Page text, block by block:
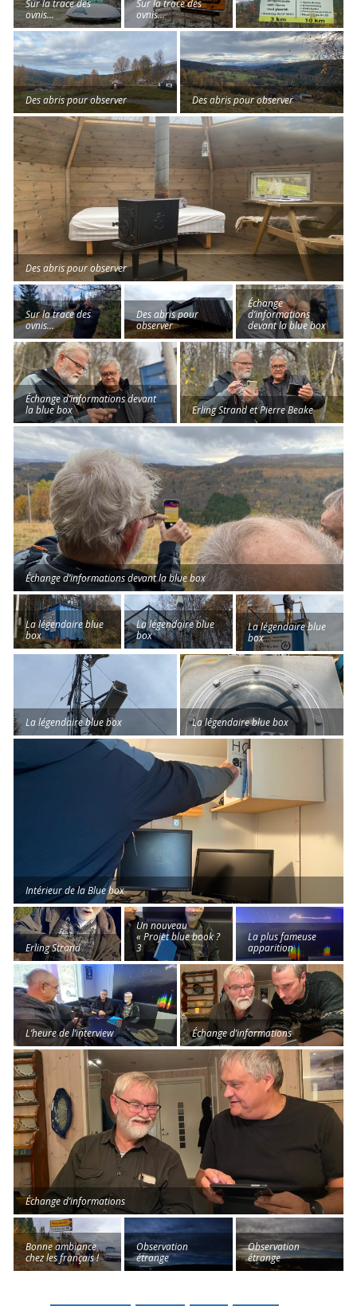
Sur la trace des
ovnis…
Sur la trace des
ovnis…
Des abris pour observer Des abris pour observer
Des abris pour observer
Sur la trace des
ovnis…
Des abris pour
observer
Échange
d’informations
devant la blue box
Échange d’informations devant
la blue box
Erling Strand et Pierre Beake
Échange d’informations devant la blue box
La légendaire blue
box
La légendaire blue
box
La légendaire blue
box
La légendaire blue box La légendaire blue box
Intérieur de la Blue box
Erling Strand
Un nouveau
« Projet blue book ?
3
La plus fameuse
apparition
L’heure de l’interview Échange d’informations
Échange d’informations
Bonne ambiance
chez les français !
Observation
étrange
Observation
étrange